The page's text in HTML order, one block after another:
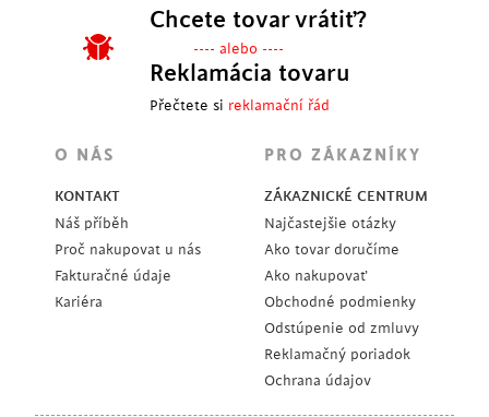
Chcete tovar vrátiť?
---- alebo ----
Reklamácia tovaru
Přečtete si reklamační řád
O NÁS
KONTAKT
Náš příběh
Proč nakupovat u nás
Fakturačné údaje
Kariéra
PRO ZÁKAZNÍKY
ZÁKAZNICKÉ CENTRUM
Najčastejšie otázky
Ako tovar doručíme
Ako nakupovať
Obchodné podmienky
Odstúpenie od zmluvy
Reklamačný poriadok
Ochrana údajov